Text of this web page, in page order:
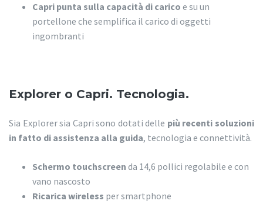
Capri punta sulla capacità di carico e su un
portellone che semplifica il carico di oggetti
ingombranti
Explorer o Capri. Tecnologia.
Sia Explorer sia Capri sono dotati delle più recenti soluzioni
in fatto di assistenza alla guida, tecnologia e connettività.
Schermo touchscreen da 14,6 pollici regolabile e con
vano nascosto
Ricarica wireless per smartphone